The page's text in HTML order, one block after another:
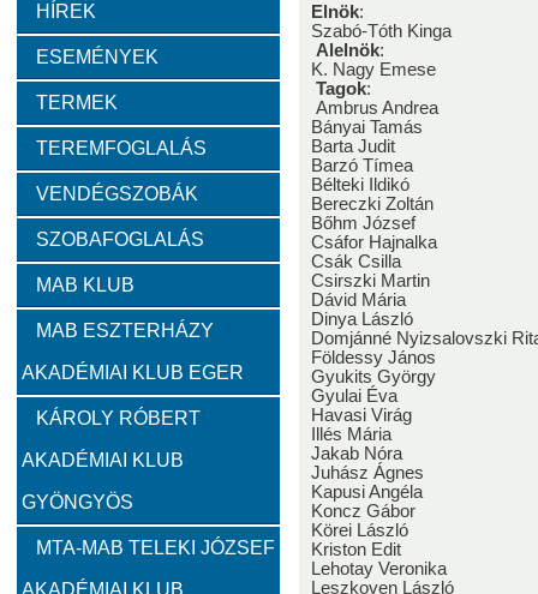
Köszöntő Az MTA A Ház
Díjazottak
Tudós arcképek
Csókás János Geleji Sándor Sályi István
Zambó János Takács Ernő
Választott vezetők Akadémikusok Nem akadémikus
Közérdekű információk
HÍREK
ESEMÉNYEK
TERMEK
TEREMFOGLALÁS
VENDÉGSZOBÁK
SZOBAFOGLALÁS
MAB KLUB
MAB ESZTERHÁZY
AKADÉMIAI KLUB EGER
KÁROLY RÓBERT
AKADÉMIAI KLUB
GYÖNGYÖS
MTA-MAB TELEKI JÓZSEF
AKADÉMIAI KLUB
Elnök:
Szabó-Tóth Kinga
Alelnök:
K. Nagy Emese
Tagok:
Ambrus Andrea
Bányai Tamás
Barta Judit
Barzó Tímea
Bélteki Ildikó
Bereczki Zoltán
Bőhm József
Csáfor Hajnalka
Csák Csilla
Csirszki Martin
Dávid Mária
Dinya László
Domjánné Nyizsalovszki
Földessy János
Gyukits György
Gyulai Éva
Havasi Virág
Illés Mária
Jakab Nóra
Juhász Ágnes
Kapusi Angéla
Koncz Gábor
Körei László
Kriston Edit
Lehotay Veronika
Leszkoven László